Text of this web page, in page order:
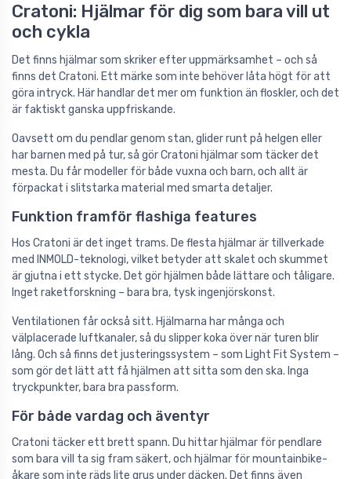
Cratoni: Hjälmar för dig som bara vill ut
och cykla
Det finns hjälmar som skriker efter uppmärksamhet – och så
finns det Cratoni. Ett märke som inte behöver låta högt för att
göra intryck. Här handlar det mer om funktion än floskler, och det
är faktiskt ganska uppfriskande.
Oavsett om du pendlar genom stan, glider runt på helgen eller
har barnen med på tur, så gör Cratoni hjälmar som täcker det
mesta. Du får modeller för både vuxna och barn, och allt är
förpackat i slitstarka material med smarta detaljer.
Funktion framför flashiga features
Hos Cratoni är det inget trams. De flesta hjälmar är tillverkade
med INMOLD-teknologi, vilket betyder att skalet och skummet
är gjutna i ett stycke. Det gör hjälmen både lättare och tåligare.
Inget raketforskning – bara bra, tysk ingenjörskonst.
Ventilationen får också sitt. Hjälmarna har många och
välplacerade luftkanaler, så du slipper koka över när turen blir
lång. Och så finns det justeringssystem – som Light Fit System –
som gör det lätt att få hjälmen att sitta som den ska. Inga
tryckpunkter, bara bra passform.
För både vardag och äventyr
Cratoni täcker ett brett spann. Du hittar hjälmar för pendlare
som bara vill ta sig fram säkert, och hjälmar för mountainbike-
åkare som inte räds lite grus under däcken. Det finns även